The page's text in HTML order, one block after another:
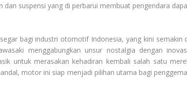
suspensi yang di perbarui membuat pengendara
bagi industri otomotif Indonesia, yang kini semakin
menggabungkan unsur nostalgia dengan
untuk merasakan kehadiran kembali salah satu
motor ini siap menjadi pilihan utama bagi